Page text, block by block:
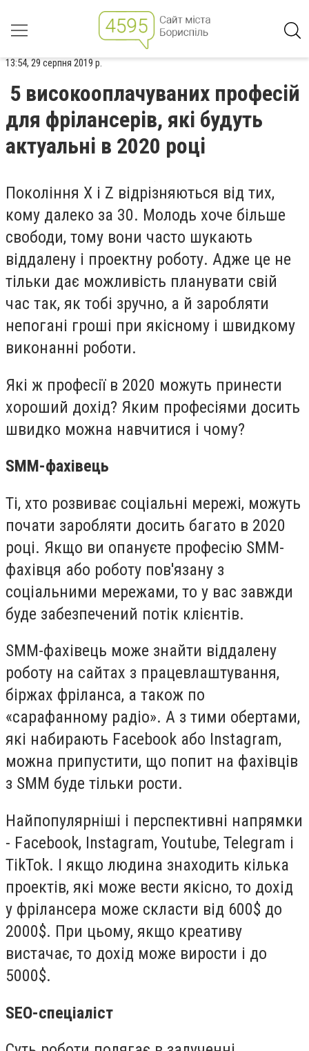
13:54, 29 серпня 2019 р.
5 високооплачуваних професій
для фрілансерів, які будуть
актуальні в 2020 році
Покоління X і Z відрізняються від тих,
кому далеко за 30. Молодь хоче більше
свободи, тому вони часто шукають
віддалену і проектну роботу. Адже це не
тільки дає можливість планувати свій
час так, як тобі зручно, а й заробляти
непогані гроші при якісному і швидкому
виконанні роботи.
Які ж професії в 2020 можуть принести
хороший дохід? Яким професіями досить
швидко можна навчитися і чому?
SMM-фахівець
Ті, хто розвиває соціальні мережі, можуть
почати заробляти досить багато в 2020
році. Якщо ви опануєте професію SMM-
фахівця або роботу пов'язану з
соціальними мережами, то у вас завжди
буде забезпечений потік клієнтів.
SMM-фахівець може знайти віддалену
роботу на сайтах з працевлаштування,
біржах фріланса, а також по
«сарафанному радіо». А з тими обертами,
які набирають Facebook або Instagram,
можна припустити, що попит на фахівців
з SMM буде тільки рости.
Найпопулярніші і перспективні напрямки
- Facebook, Instagram, Youtube, Telegram і
TikTok. І якщо людина знаходить кілька
проектів, які може вести якісно, ​​то дохід
у фрілансера може скласти від 600$ до
2000$. При цьому, якщо креативу
вистачає, то дохід може вирости і до
5000$.
SEO-спеціаліст